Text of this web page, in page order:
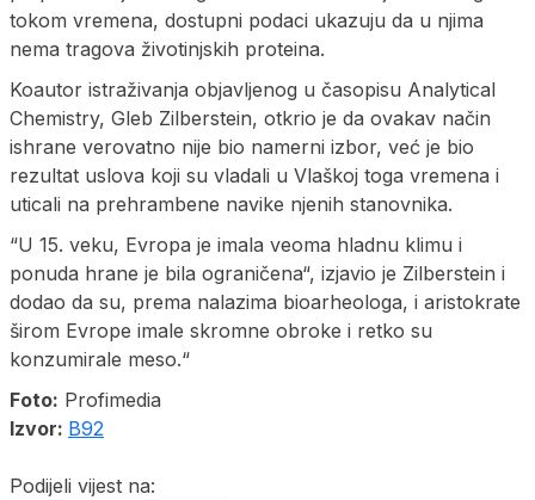
tokom vremena, dostupni podaci ukazuju da u njima
nema tragova životinjskih proteina.
Koautor istraživanja objavljenog u časopisu Analytical
Chemistry, Gleb Zilberstein, otkrio je da ovakav način
ishrane verovatno nije bio namerni izbor, već je bio
rezultat uslova koji su vladali u Vlaškoj toga vremena i
uticali na prehrambene navike njenih stanovnika.
“U 15. veku, Evropa je imala veoma hladnu klimu i
ponuda hrane je bila ograničena“, izjavio je Zilberstein i
dodao da su, prema nalazima bioarheologa, i aristokrate
širom Evrope imale skromne obroke i retko su
konzumirale meso.“
Foto: Profimedia
Izvor: B92
Podijeli vijest na: